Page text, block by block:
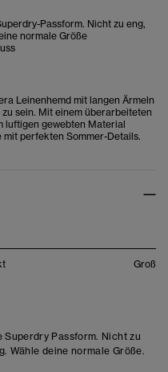
Passform. Nicht zu eng,
normale Größe
Leinenhemd mit langen Ärmeln
sein. Mit einem überarbeiteten
luftigen gewebten Material
perfekten Sommer-Details.
Groß
Passform. Nicht zu
Wähle deine normale Größe.